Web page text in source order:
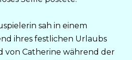
sah in einem
ihres festlichen Urlaubs
von Catherine während der